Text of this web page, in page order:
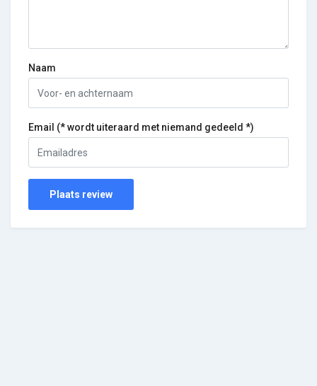
Naam
Email (* wordt uiteraard met niemand gedeeld *)
Plaats review